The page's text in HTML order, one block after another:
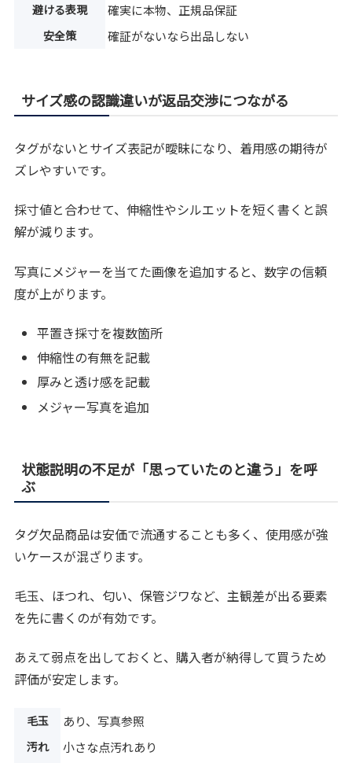
避ける表現 確実に本物、正規品保証
安全策 確証がないなら出品しない
サイズ感の認識違いが返品交渉につながる
タグがないとサイズ表記が曖昧になり、着用感の期待が
ズレやすいです。
採寸値と合わせて、伸縮性やシルエットを短く書くと誤
解が減ります。
写真にメジャーを当てた画像を追加すると、数字の信頼
度が上がります。
平置き採寸を複数箇所
伸縮性の有無を記載
厚みと透け感を記載
メジャー写真を追加
状態説明の不足が「思っていたのと違う」を呼
ぶ
タグ欠品商品は安価で流通することも多く、使用感が強
いケースが混ざります。
毛玉、ほつれ、匂い、保管ジワなど、主観差が出る要素
を先に書くのが有効です。
あえて弱点を出しておくと、購入者が納得して買うため
評価が安定します。
毛玉 あり、写真参照
汚れ 小さな点汚れあり